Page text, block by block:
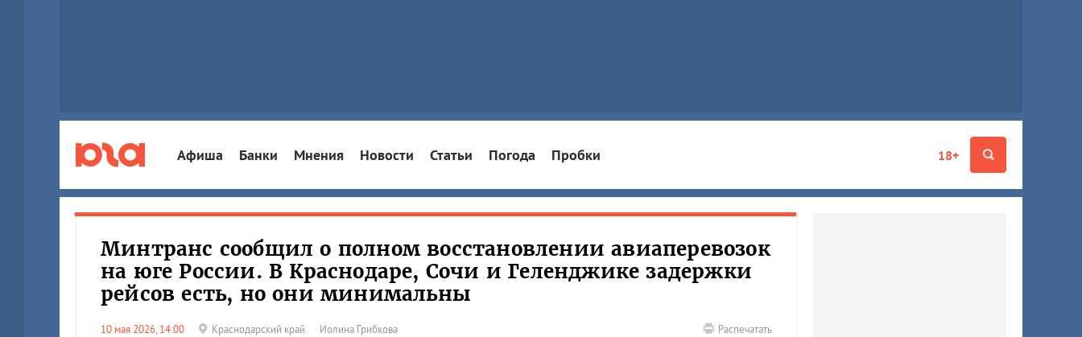
18+
Афиша Банки Мнения Новости Статьи Погода Пробки
Минтранс сообщил о полном восстановлении авиаперевозок
на юге России. В Краснодаре, Сочи и Геленджике задержки
рейсов есть, но они минимальны
10 мая 2026, 14:00 Краснодарский край Иолина Грибкова Распечатать